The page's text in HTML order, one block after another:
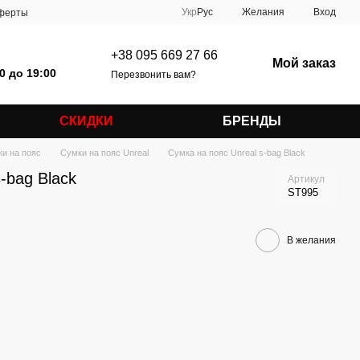
Укр Рус Желания Вход
до 19:00
+38 095 669 27 66
Перезвонить вам?
Мой заказ
СКИДКИ БРЕНДЫ
на пояс Сумки на пояс Unreal Сумка на пояс Unreal s-bag Black
bag Black Артикул
ST995
В желания